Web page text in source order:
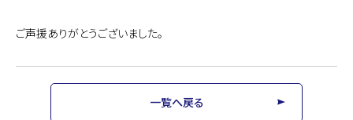
ご声援ありがとうございました。
一覧へ戻る